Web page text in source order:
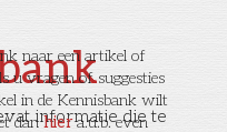
naar een artikel of
u vragen of suggesties
in de Kennisbank wilt
danhiera.u.b. even
informatie die te